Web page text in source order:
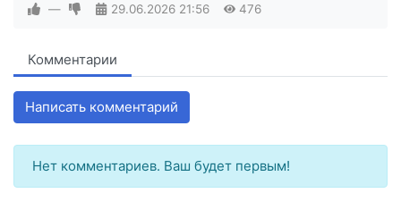
— 29.06.2026 21:56 476
Комментарии
Написать комментарий
Нет комментариев. Ваш будет первым!